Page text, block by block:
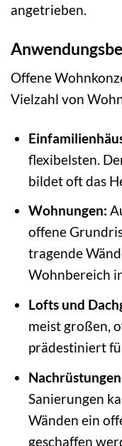
angetrieben.
Offene
Vielzahl von
flexibelsten.
bildet oft das
Wohnungen:
offene
tragende
Wohnbereich
Lofts und
meist großen,
prädestiniert
Sanierungen
Wänden ein
geschaffen